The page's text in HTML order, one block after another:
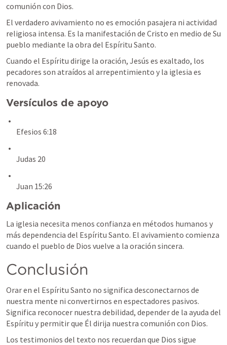
comunión con Dios.
El verdadero avivamiento no es emoción pasajera ni actividad
religiosa intensa. Es la manifestación de Cristo en medio de Su
pueblo mediante la obra del Espíritu Santo.
Cuando el Espíritu dirige la oración, Jesús es exaltado, los
pecadores son atraídos al arrepentimiento y la iglesia es
renovada.
Versículos de apoyo
Efesios 6:18
Judas 20
Juan 15:26
Aplicación
La iglesia necesita menos confianza en métodos humanos y
más dependencia del Espíritu Santo. El avivamiento comienza
cuando el pueblo de Dios vuelve a la oración sincera.
Conclusión
Orar en el Espíritu Santo no significa desconectarnos de
nuestra mente ni convertirnos en espectadores pasivos.
Significa reconocer nuestra debilidad, depender de la ayuda del
Espíritu y permitir que Él dirija nuestra comunión con Dios.
Los testimonios del texto nos recuerdan que Dios sigue